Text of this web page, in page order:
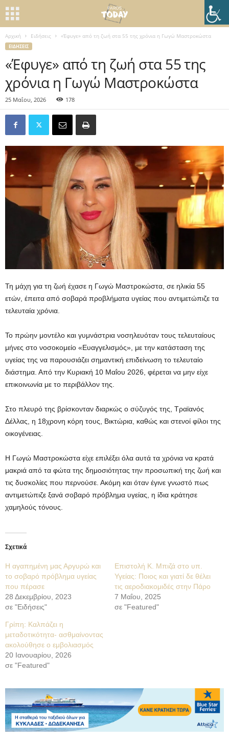
Αρχική Ειδήσεις «Έφυγε» από τη ζωή στα 55 της χρόνια η Γωγώ Μαστροκώστα
ΕΙΔΉΣΕΙΣ
«Έφυγε» από τη ζωή στα 55 της
χρόνια η Γωγώ Μαστροκώστα
25 Μαΐου, 2026 178
Τη μάχη για τη ζωή έχασε η Γωγώ Μαστροκώστα, σε ηλικία 55
ετών, έπειτα από σοβαρά προβλήματα υγείας που αντιμετώπιζε τα
τελευταία χρόνια.
Το πρώην μοντέλο και γυμνάστρια νοσηλευόταν τους τελευταίους
μήνες στο νοσοκομείο «Ευαγγελισμός», με την κατάσταση της
υγείας της να παρουσιάζει σημαντική επιδείνωση το τελευταίο
διάστημα. Από την Κυριακή 10 Μαΐου 2026, φέρεται να μην είχε
επικοινωνία με το περιβάλλον της.
Στο πλευρό της βρίσκονταν διαρκώς ο σύζυγός της, Τραϊανός
Δέλλας, η 18χρονη κόρη τους, Βικτώρια, καθώς και στενοί φίλοι της
οικογένειας.
Η Γωγώ Μαστροκώστα είχε επιλέξει όλα αυτά τα χρόνια να κρατά
μακριά από τα φώτα της δημοσιότητας την προσωπική της ζωή και
τις δυσκολίες που περνούσε. Ακόμη και όταν έγινε γνωστό πως
αντιμετώπιζε ξανά σοβαρό πρόβλημα υγείας, η ίδια κράτησε
χαμηλούς τόνους.
Σχετικά
Η αγαπημένη μας Αργυρώ και
το σοβαρό πρόβλημα υγείας
που πέρασε
28 Δεκεμβρίου, 2023
σε "Ειδήσεις"
Επιστολή Κ. Μπιζά στο υπ.
Υγείας: Ποιος και γιατί δε θέλει
τις αεροδιακομιδές στην Πάρο
7 Μαΐου, 2025
σε "Featured"
Γρίπη: Καλπάζει η
μεταδοτικότητα- ασθμαίνοντας
ακολούθησε ο εμβολιασμός
20 Ιανουαρίου, 2026
σε "Featured"